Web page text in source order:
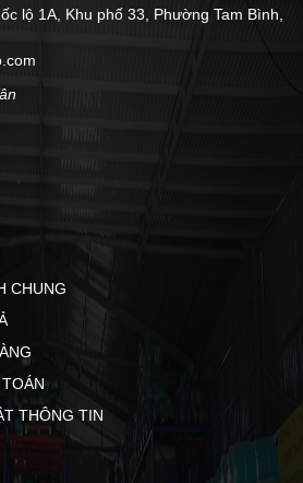
lộ 1A, Khu phố 33, Phường Tam Bình,
CHUNG
THÔNG TIN